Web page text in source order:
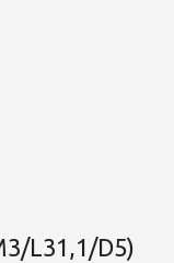
L31,1/D5)